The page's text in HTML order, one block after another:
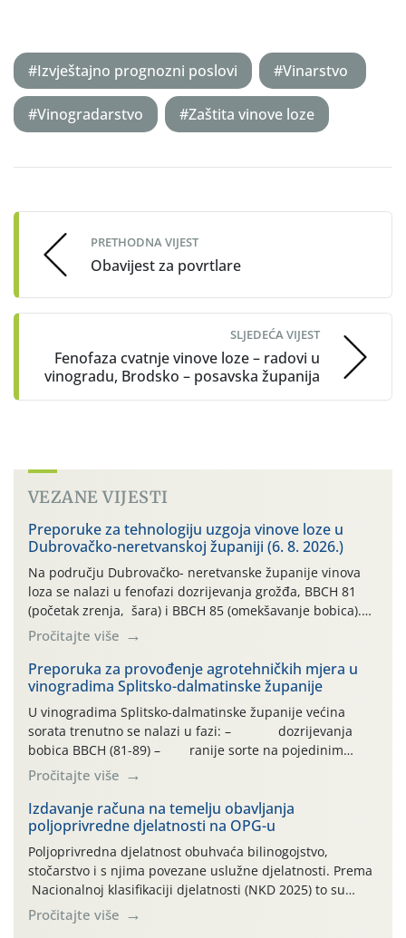
#Izvještajno prognozni poslovi #Vinarstvo
#Vinogradarstvo #Zaštita vinove loze
navigation
PRETHODNA VIJEST
Obavijest za povrtlare
SLJEDEĆA VIJEST
Fenofaza cvatnje vinove loze – radovi u
vinogradu, Brodsko – posavska županija
VEZANE VIJESTI
Preporuke za tehnologiju uzgoja vinove loze u
Dubrovačko-neretvanskoj županiji (6. 8. 2026.)
Na području Dubrovačko- neretvanske županije vinova
loza se nalazi u fenofazi dozrijevanja grožđa, BBCH 81
(početak zrenja, šara) i BBCH 85 (omekšavanje bobica).
Vinova loza, ovu godinu, prolazi kroz dugotrajno sušno i
vrlo vruće razdoblje, bez oborina ili vrlo malo , što
otežava normalan razvoj i sintezu kemijskih spojeva kako
bi se dobila vrhunska sirovina. […]
Pročitajte više
Preporuka za provođenje agrotehničkih mjera u
vinogradima Splitsko-dalmatinske županije
U vinogradima Splitsko-dalmatinske županije većina
sorata trenutno se nalazi u fazi: – dozrijevanja
bobica BBCH (81-89) – ranije sorte na pojedinim
lokalitetima već su dozrele te su spremne za berbu Zbog
visokih temperatura i dugotrajnog izostanka oborina
razvoj vinove loze odvija se uredno, a zdravstveno stanje
većine vinograda je dobro. Srednje dnevne temperature
zraka […]
Pročitajte više
Izdavanje računa na temelju obavljanja
poljoprivredne djelatnosti na OPG-u
Poljoprivredna djelatnost obuhvaća bilinogojstvo,
stočarstvo i s njima povezane uslužne djelatnosti. Prema
Nacionalnoj klasifikaciji djelatnosti (NKD 2025) to su
skupne 01.1, 01.2, 01.3, 01.4, 01.5 i 01.6. Djelatnost
prerade poljoprivrednih proizvoda je svako djelovanje na
Pročitajte više